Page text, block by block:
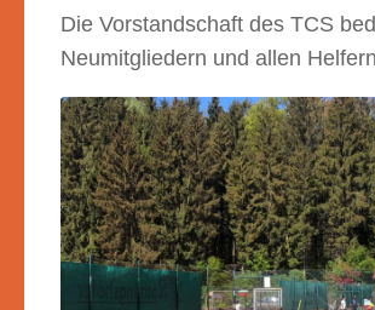
Die Vorstandschaft des TCS
Neumitgliedern und allen